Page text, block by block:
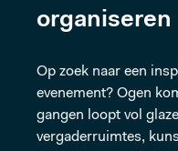
organiseren
Op zoek naar een
evenement? Ogen
gangen loopt vol
vergaderruimtes,